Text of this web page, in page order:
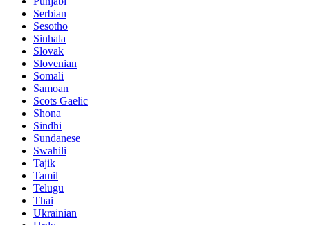
Serbian
Sesotho
Sinhala
Slovak
Slovenian
Somali
Samoan
Scots Gaelic
Shona
Sindhi
Sundanese
Swahili
Tajik
Tamil
Telugu
Thai
Ukrainian